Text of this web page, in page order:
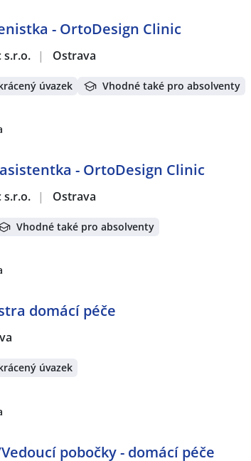
- OrtoDesign Clinic
s.r.o. | Ostrava
úvazek Vhodné také pro absolventy
- OrtoDesign Clinic
s.r.o. | Ostrava
Vhodné také pro absolventy
domácí péče
úvazek
pobočky - domácí péče